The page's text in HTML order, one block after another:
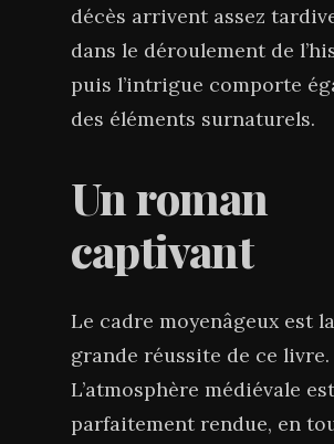
décès arrivent assez
dans le déroulement de
puis l’intrigue comporte
des éléments surnaturels.
Un roman
captivant
Le cadre moyenâgeux est
grande réussite de ce livre.
L’atmosphère médiévale est
parfaitement rendue, en